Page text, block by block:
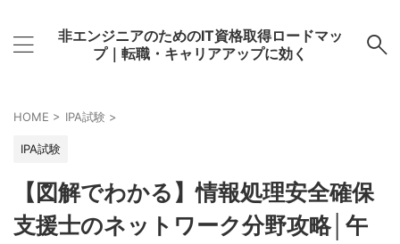
非エンジニアのためのIT資格取得ロードマッ
プ｜転職・キャリアアップに効く
HOME > IPA試験 >
IPA試験
【図解でわかる】情報処理安全確保
支援士のネットワーク分野攻略│午